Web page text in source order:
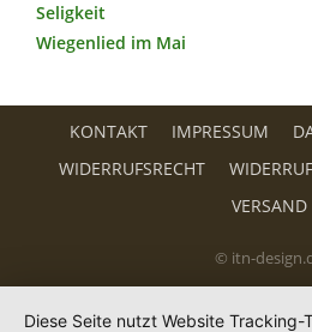
Seligkeit
Wiegenlied im Mai
KONTAKT IMPRESSUM
WIDERRUFSRECHT
VERSAND
© itn-
Diese Seite nutzt Website Tracking-